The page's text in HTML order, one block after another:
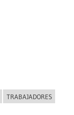
TRABAJADORES